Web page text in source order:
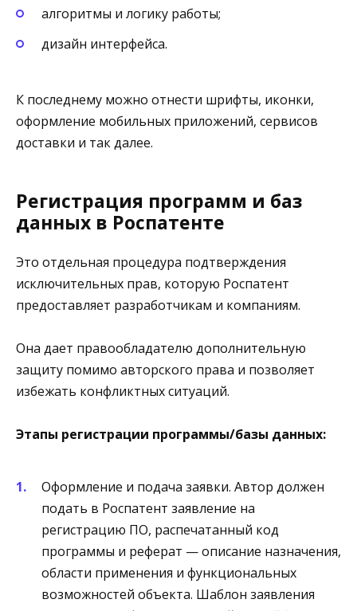
алгоритмы и логику работы;
дизайн интерфейса.
К последнему можно отнести шрифты, иконки,
оформление мобильных приложений, сервисов
доставки и так далее.
Регистрация программ и баз
данных в Роспатенте
Это отдельная процедура подтверждения
исключительных прав, которую Роспатент
предоставляет разработчикам и компаниям.
Она дает правообладателю дополнительную
защиту помимо авторского права и позволяет
избежать конфликтных ситуаций.
Этапы регистрации программы/базы данных:
Оформление и подача заявки. Автор должен
подать в Роспатент заявление на
регистрацию ПО, распечатанный код
программы и реферат — описание назначения,
области применения и функциональных
возможностей объекта. Шаблон заявления